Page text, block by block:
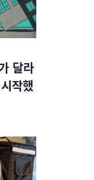
달라
작했